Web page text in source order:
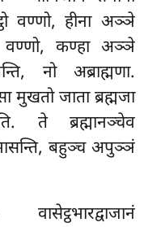
वण्णो, हीना अञ्ञे
वण्णो, कण्हा अञ्ञे
नो अब्राह्मणा.
मुखतो जाता ब्रह्मजा
ते ब्रह्मानञ्चेव
बहुञ्च अपुञ्ञं